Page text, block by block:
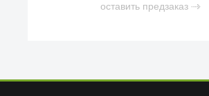
оставить предзаказ